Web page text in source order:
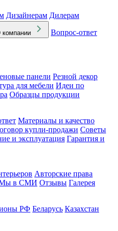
Дизайнерам Дилерам
Вопрос-ответ
панели Резной декор
для мебели Идеи по
Образцы продукции
Материалы и качество
купли-продажи Советы
и эксплуатация Гарантия и
Авторские права
в СМИ Отзывы Галерея
РФ Беларусь Казахстан